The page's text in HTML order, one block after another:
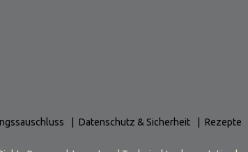
Datenschutz & Sicherheit Rezepte